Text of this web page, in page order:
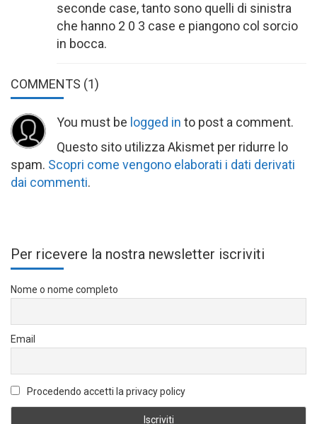
seconde case, tanto sono quelli di sinistra
che hanno 2 0 3 case e piangono col sorcio
in bocca.
COMMENTS (1)
You must be logged in to post a comment.
Questo sito utilizza Akismet per ridurre lo
spam. Scopri come vengono elaborati i dati derivati
dai commenti.
Per ricevere la nostra newsletter iscriviti
Nome o nome completo
Email
Procedendo accetti la privacy policy